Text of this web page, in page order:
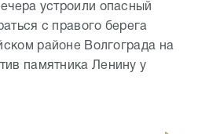
устроили опасный
с правого берега
районе Волгограда на
памятника Ленину у